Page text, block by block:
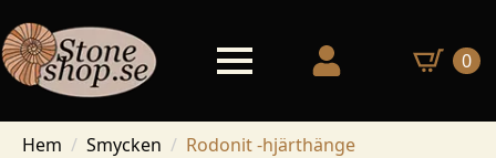
0
Hem Smycken Rodonit -hjärthänge